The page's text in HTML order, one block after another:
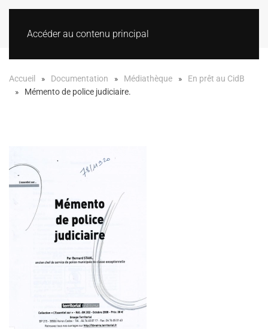
Accéder au contenu principal
Accueil Documentation Médiathèque
En prêt au CidB
Mémento de police judiciaire.